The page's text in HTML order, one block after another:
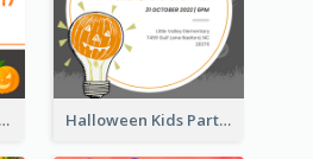
Pumpkin Carving Party Invitation Halloween Kids Party Invitation